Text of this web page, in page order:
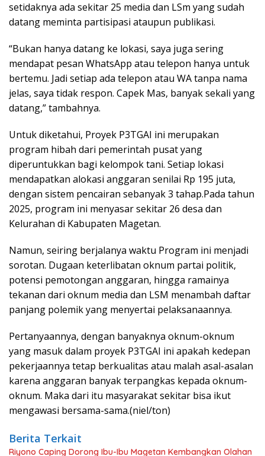
setidaknya ada sekitar 25 media dan LSm yang sudah
datang meminta partisipasi ataupun publikasi.
“Bukan hanya datang ke lokasi, saya juga sering
mendapat pesan WhatsApp atau telepon hanya untuk
bertemu. Jadi setiap ada telepon atau WA tanpa nama
jelas, saya tidak respon. Capek Mas, banyak sekali yang
datang,” tambahnya.
Untuk diketahui, Proyek P3TGAI ini merupakan
program hibah dari pemerintah pusat yang
diperuntukkan bagi kelompok tani. Setiap lokasi
mendapatkan alokasi anggaran senilai Rp 195 juta,
dengan sistem pencairan sebanyak 3 tahap.Pada tahun
2025, program ini menyasar sekitar 26 desa dan
Kelurahan di Kabupaten Magetan.
Namun, seiring berjalanya waktu Program ini menjadi
sorotan. Dugaan keterlibatan oknum partai politik,
potensi pemotongan anggaran, hingga ramainya
tekanan dari oknum media dan LSM menambah daftar
panjang polemik yang menyertai pelaksanaannya.
Pertanyaannya, dengan banyaknya oknum-oknum
yang masuk dalam proyek P3TGAI ini apakah kedepan
pekerjaannya tetap berkualitas atau malah asal-asalan
karena anggaran banyak terpangkas kepada oknum-
oknum. Maka dari itu masyarakat sekitar bisa ikut
mengawasi bersama-sama.(niel/ton)
Berita Terkait
Riyono Caping Dorong Ibu-Ibu Magetan Kembangkan Olahan